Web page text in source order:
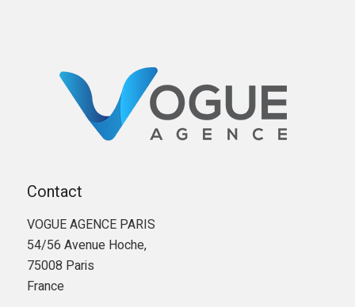
Contact
VOGUE AGENCE PARIS
54/56 Avenue Hoche,
75008 Paris
France